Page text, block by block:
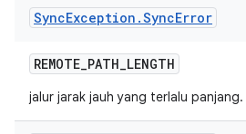
SyncException .SyncError
REMOTE_PATH_LENGTH
jalur jarak jauh yang terlalu panjang.